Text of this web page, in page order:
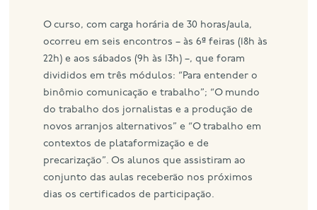
O curso, com carga horária de 30 horas/aula,
ocorreu em seis encontros – às 6ª feiras (18h às
22h) e aos sábados (9h às 13h) –, que foram
divididos em três módulos: “Para entender o
binômio comunicação e trabalho”; “O mundo
do trabalho dos jornalistas e a produção de
novos arranjos alternativos” e “O trabalho em
contextos de plataformização e de
precarização”. Os alunos que assistiram ao
conjunto das aulas receberão nos próximos
dias os certificados de participação.